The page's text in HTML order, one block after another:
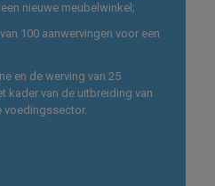
nieuwe meubelwinkel;
100 aanwervingen voor een
en de werving van 25
kader van de uitbreiding van
voedingssector.